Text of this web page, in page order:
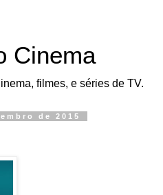
Cinema
filmes, e séries de TV.
de 2015